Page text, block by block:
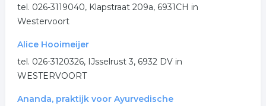
.
tel. 026-3119040, Klapstraat 209a, 6931CH in
Westervoort
Alice Hooimeijer
tel. 026-3120326, IJsselrust 3, 6932 DV in
WESTERVOORT
Ananda, praktijk voor Ayurvedische